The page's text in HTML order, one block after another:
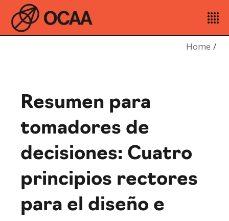
Home
Resumen para
tomadores de
decisiones: Cuatro
principios rectores
para el diseño e